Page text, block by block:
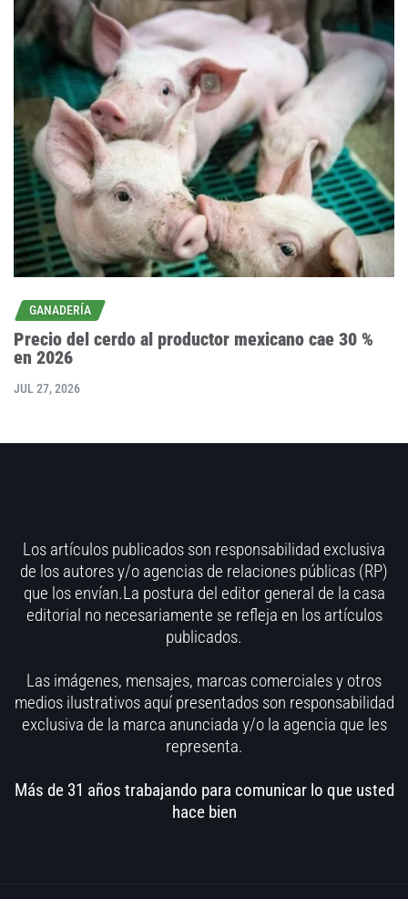
GANADERÍA
Precio del cerdo al productor mexicano cae 30 %
en 2026
JUL 27, 2026
Los artículos publicados son responsabilidad exclusiva
de los autores y/o agencias de relaciones públicas (RP)
que los envían.La postura del editor general de la casa
editorial no necesariamente se refleja en los artículos
publicados.
Las imágenes, mensajes, marcas comerciales y otros
medios ilustrativos aquí presentados son responsabilidad
exclusiva de la marca anunciada y/o la agencia que les
representa.
Más de 31 años trabajando para comunicar lo que usted
hace bien